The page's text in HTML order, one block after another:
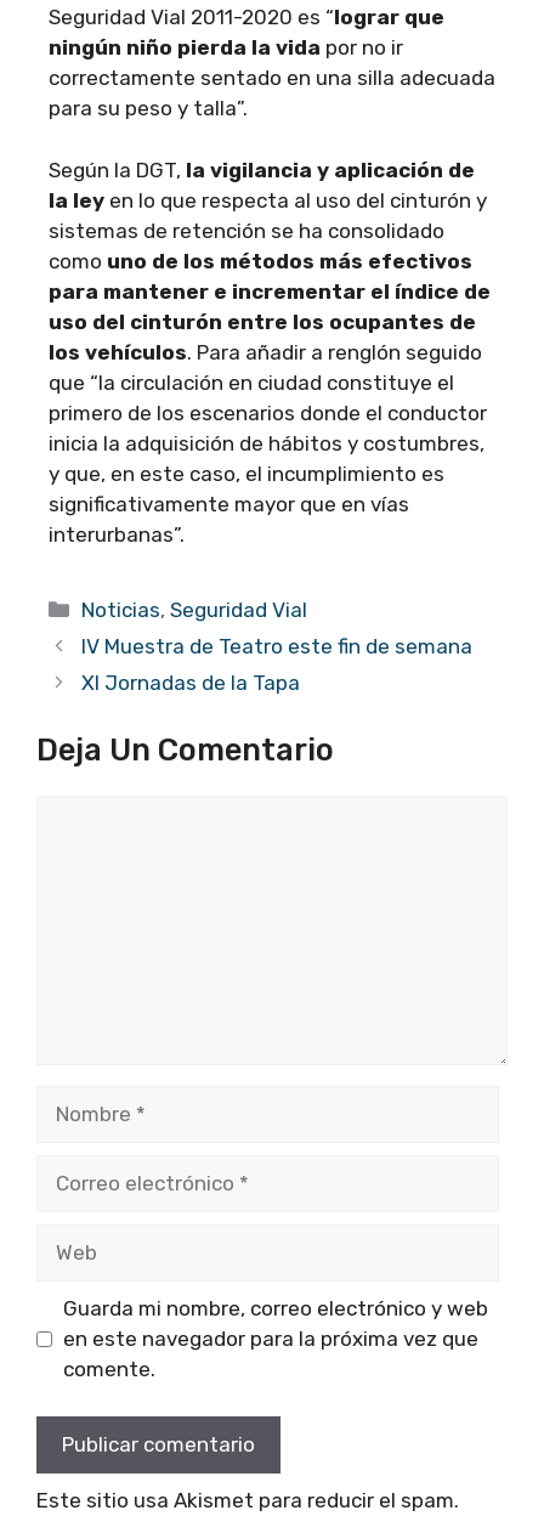
Seguridad Vial 2011-2020 es “lograr que
ningún niño pierda la vida por no ir
correctamente sentado en una silla adecuada
para su peso y talla”.
Según la DGT, la vigilancia y aplicación de
la ley en lo que respecta al uso del cinturón y
sistemas de retención se ha consolidado
como uno de los métodos más efectivos
para mantener e incrementar el índice de
uso del cinturón entre los ocupantes de
los vehículos. Para añadir a renglón seguido
que “la circulación en ciudad constituye el
primero de los escenarios donde el conductor
inicia la adquisición de hábitos y costumbres,
y que, en este caso, el incumplimiento es
significativamente mayor que en vías
interurbanas”.
Categorías
Noticias,Seguridad Vial
IV Muestra de Teatro este fin de semana
XI Jornadas de la Tapa
Deja Un Comentario
Guarda mi nombre, correo electrónico y web
en este navegador para la próxima vez que
comente.
Este sitio usa Akismet para reducir el spam.